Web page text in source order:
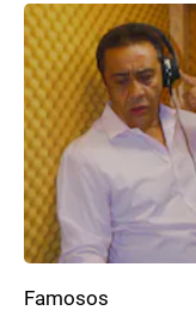
Famosos